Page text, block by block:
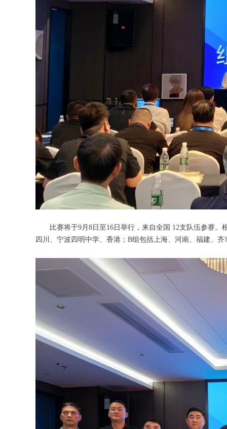
比赛将于9月8日至16日举行，来自全国 12支队伍参赛。
四川、宁波四明中学、香港；B组包括上海、河南、福建、